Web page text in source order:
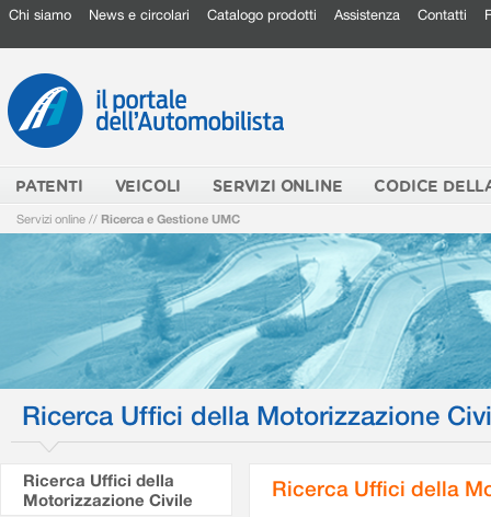
Chi siamo News e circolari Catalogo prodotti Assistenza Contatti
PATENTI VEICOLI SERVIZI ONLINE CODICE
Servizi online // Ricerca e Gestione UMC
Ricerca Uffici della Motorizzazione
Ricerca Uffici della
Motorizzazione Civile
Ricerca Uffici della